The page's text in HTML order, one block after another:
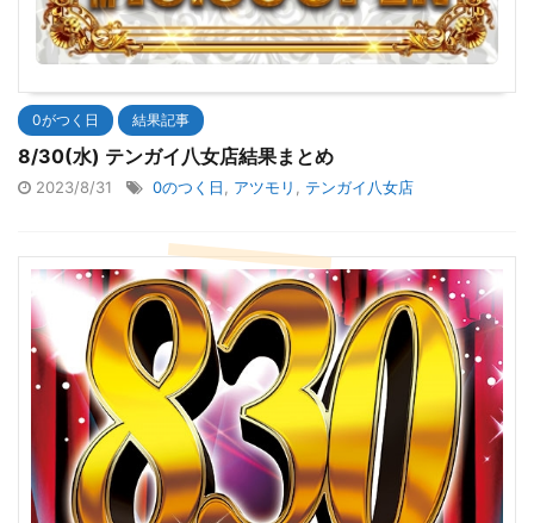
0がつく日 結果記事
8/30(水) テンガイ八女店結果まとめ
2023/8/31 0のつく日 アツモリ テンガイ八女店